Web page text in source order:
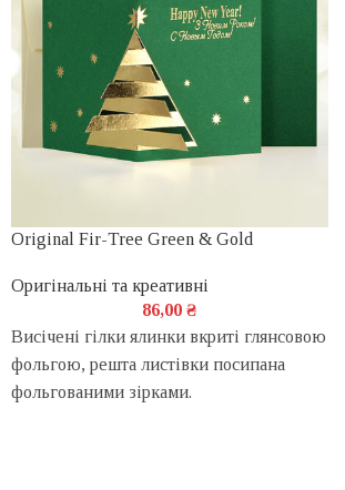
Original Fir-Tree Green & Gold
Оригінальні та креативні
86,00₴
Висічені гілки ялинки вкриті глянсовою
фольгою, решта листівки посипана
фольгованими зірками.